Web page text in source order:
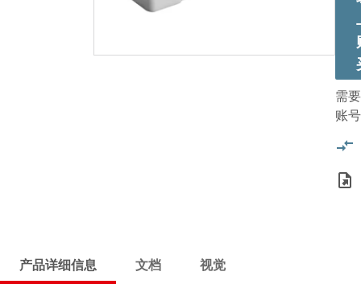
需
账号
产品详细信息 文档 视觉